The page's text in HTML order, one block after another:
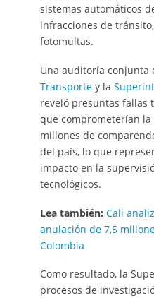
sistemas automáticos
infracciones de
fotomultas.
Una auditoría conjunta
Transportey la
reveló presuntas fallas
que comprometerían la
millones de
del país, lo que
impacto en la
tecnológicos.
Lea también: Cali
anulación de 7,5
Colombia
Como resultado, la
procesos de